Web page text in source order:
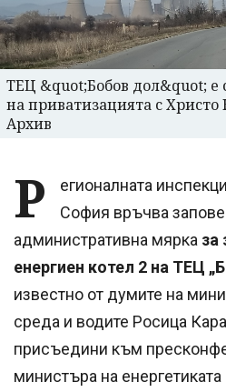
ТЕЦ &quot;Бобов дол&quot; е
на приватизацията с
Архив
Р
егионалната
София връчва
административна мярка за
енергиен котел 2 на ТЕЦ
известно от думите на
среда и водите Росица
присъедини към
министъра на